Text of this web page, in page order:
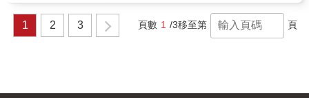
罩宮中，過往的陰謀捲土重來── 素娘與王能否
攜手共度難關？！ 隨書附贈造型卡×1 「原來是
可是由謊言建築起的關係，最終只能以悲劇收
1 2 3 頁數 1 /3移至第 頁